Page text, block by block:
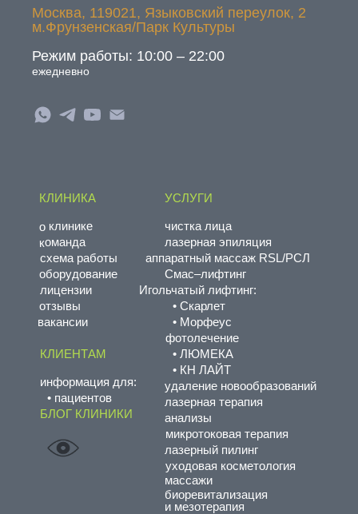
Москва, 119021, Языковский переулок, 2
м.Фрунзенская/Парк Культуры
Режим работы: 10:00 – 22:00
ежедневно
• покупателей
КЛИЕНТАМ
лазерная эпиляция
УСЛУГИ
чистка лица
анализы
лазерная терапия
уходовая косметология
лазерный пилинг
Смас–лифтинг
микротоковая терапия
удаление новообразований
фотолечение
Игольчатый лифтинг:
• лица
• тела
КЛИНИКА
• волос
команда
схема работы
оборудование
отзывы
лицензии
• шеи & декольте
косметика для:
о клинике
БИОДОБАВКИ
биоревитализация
и мезотерапия
вакансии
• пациентов
информация для:
БЛОГ КЛИНИКИ
• Морфеус
• Скарлет
аппаратный массаж RSL/РСЛ
массажи
• КН ЛАЙТ
• ЛЮМЕКА